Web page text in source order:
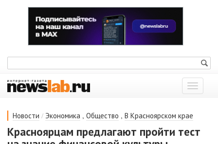
Показать
меню
Новости / Экономика , Общество , В Красноярском крае
Красноярцам предлагают пройти тест